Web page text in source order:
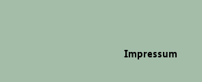
Impressum